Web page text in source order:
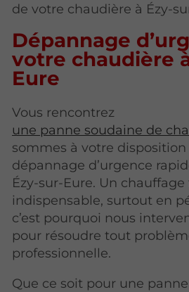
de votre chaudière à Ézy-
Dépannage
votre chaudière
Eure
Vous rencontrez
une panne soudaine de
sommes à votre
dépannage d’urgence
Ézy-sur-Eure. Un
indispensable, surtout en
c’est pourquoi nous
pour résoudre tout
professionnelle.
Que ce soit pour une